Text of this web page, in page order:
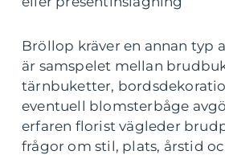
Bröllop kräver en annan typ
är samspelet mellan
tärnbuketter,
eventuell blomsterbåge
erfaren florist vägleder
frågor om stil, plats, årstid